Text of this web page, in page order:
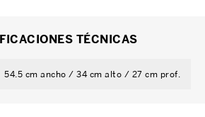
TÉCNICAS
54.5 cm ancho / 34 cm alto / 27 cm prof.